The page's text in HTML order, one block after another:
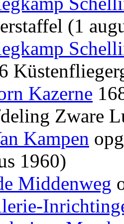
(1
Kazerne
Zware
Kampen
1960)
Middenweg